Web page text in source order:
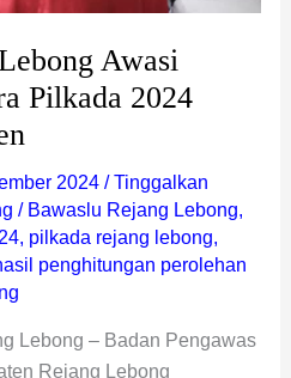
Awasi
Pilkada 2024
2024 / Tinggalkan
/ Bawaslu Rejang Lebong,
, pilkada rejang lebong,
penghitungan perolehan
Lebong – Badan Pengawas
Rejang Lebong